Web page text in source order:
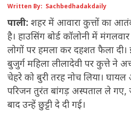
Written By: Sachbedhadakdaily
पाली: शहर में आवारा कुत्तों का
है। हाउसिंग बोर्ड कॉलोनी में
लोगों पर हमला कर दहशत फैला दी।
बुजुर्ग महिला लीलादेवी पर कुत्ते ने
चेहरे को बुरी तरह नोच लिया।
परिजन तुरंत बांगड़ अस्पताल ले गए,
बाद उन्हें छुट्टी दे दी गई।